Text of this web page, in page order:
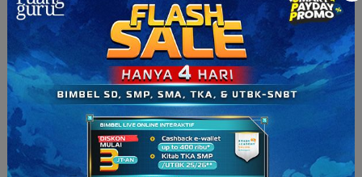
biji, biasa diolah menjadi bubuk atau kristal, dibuat minuman
atau makanan lezat lain’; ‘bubuk dari biji cokelat’.
Berdasarkan penjelasan tersebut, kalimat yang keseluruhan
katanya memuat kata baku adalah Astronaut adalah sebutan
bagi orang yang menerbangkan pesawat antariksa.
Dengan demikian, jawaban yang tepat adalah B.